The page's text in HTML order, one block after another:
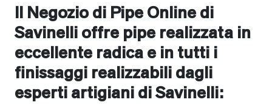
Il Negozio di Pipe Online di
Savinelli offre pipe realizzata in
eccellente radica e in tutti i
finissaggi realizzabili dagli
esperti artigiani di Savinelli: